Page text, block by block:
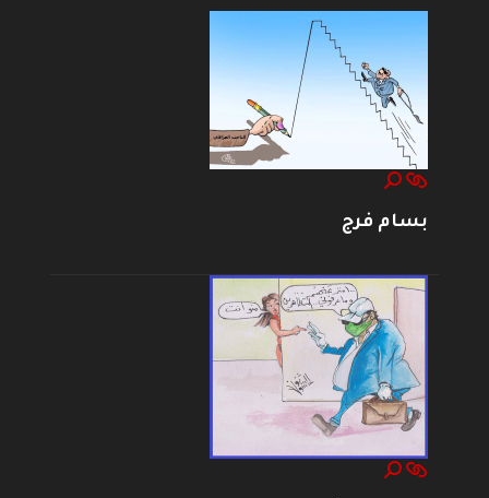
بسام فرج